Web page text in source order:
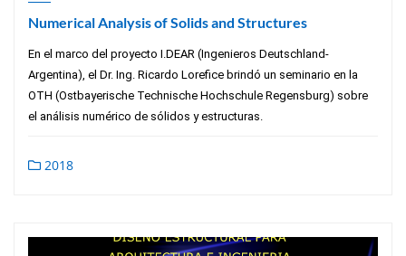
Numerical Analysis of Solids and Structures
En el marco del proyecto I.DEAR (Ingenieros Deutschland-
Argentina), el Dr. Ing. Ricardo Lorefice brindó un seminario en la
OTH (Ostbayerische Technische Hochschule Regensburg) sobre
el análisis numérico de sólidos y estructuras.
2018